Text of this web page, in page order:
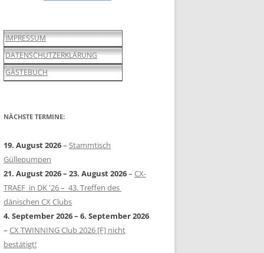
IMPRESSUM
DATENSCHUTZERKLÄRUNG
GÄSTEBUCH
NÄCHSTE TERMINE:
19. August 2026– Stammtisch
Güllepumpen
21. August 2026– 23. August 2026– CX-
TRAEF in DK '26 – 43. Treffen des
dänischen CX Clubs
4. September 2026– 6. September 2026
– CX TWINNING Club 2026 [F] nicht
bestätigt!